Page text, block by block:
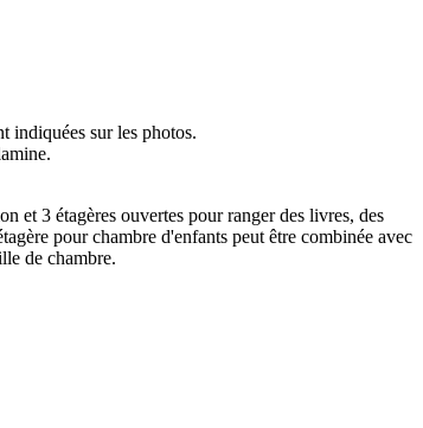
indiquées sur les photos.
et 3 étagères ouvertes pour ranger des livres, des
pour chambre d'enfants peut être combinée avec
de chambre.